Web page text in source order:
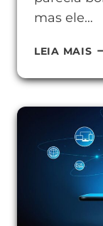
mas ele…
LEIA MAIS